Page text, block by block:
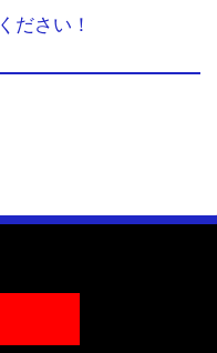
ださい！